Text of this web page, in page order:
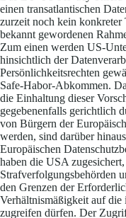
einen transatlantischen
zurzeit noch kein
bekannt gewordenen
Zum einen werden US-
hinsichtlich der
Persönlichkeitsrechten
Safe-Habor-Abkommen.
die Einhaltung dieser
gegebenenfalls gerichtlich
von Bürgern der
werden, sind darüber
Europäischen
haben die USA
Strafverfolgungsbehörden
den Grenzen der
Verhältnismäßigkeit auf die
zugreifen dürfen. Der